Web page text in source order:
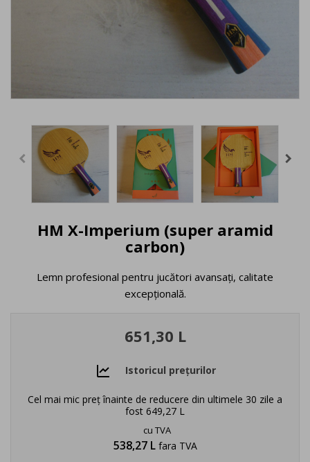
HM X-Imperium (super aramid
carbon)
Lemn profesional pentru jucători avansați, calitate
excepțională.
651,30 L
Istoricul prețurilor
Cel mai mic preț înainte de reducere din ultimele 30 zile a
fost 649,27 L
cu TVA
538,27 L fara TVA